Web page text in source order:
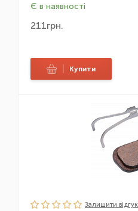
Є в наявності
211грн.
Купити
Залишити вiдгук